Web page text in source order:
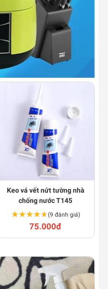
Keo vá vết nứt tường nhà
chống nước T145
★★★★★
★★★★★(9 đánh giá)
75.000đ